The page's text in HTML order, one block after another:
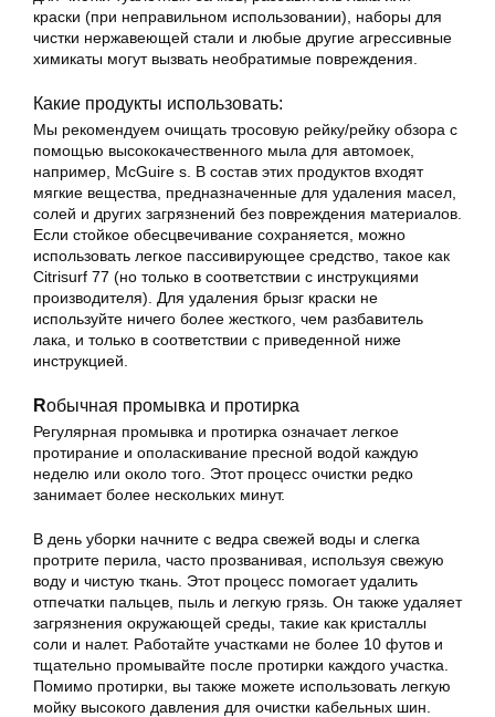
краски (при неправильном использовании), наборы для
чистки нержавеющей стали и любые другие агрессивные
химикаты могут вызвать необратимые повреждения.
Какие продукты использовать:
Мы рекомендуем очищать тросовую рейку/рейку обзора с
помощью высококачественного мыла для автомоек,
например, McGuire s. В состав этих продуктов входят
мягкие вещества, предназначенные для удаления масел,
солей и других загрязнений без повреждения материалов.
Если стойкое обесцвечивание сохраняется, можно
использовать легкое пассивирующее средство, такое как
Citrisurf 77 (но только в соответствии с инструкциями
производителя). Для удаления брызг краски не
используйте ничего более жесткого, чем разбавитель
лака, и только в соответствии с приведенной ниже
инструкцией.
Rобычная промывка и протирка
Регулярная промывка и протирка означает легкое
протирание и ополаскивание пресной водой каждую
неделю или около того. Этот процесс очистки редко
занимает более нескольких минут.
В день уборки начните с ведра свежей воды и слегка
протрите перила, часто прозванивая, используя свежую
воду и чистую ткань. Этот процесс помогает удалить
отпечатки пальцев, пыль и легкую грязь. Он также удаляет
загрязнения окружающей среды, такие как кристаллы
соли и налет. Работайте участками не более 10 футов и
тщательно промывайте после протирки каждого участка.
Помимо протирки, вы также можете использовать легкую
мойку высокого давления для очистки кабельных шин.